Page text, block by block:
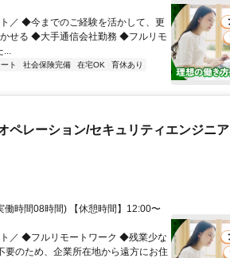
／ ◆今までのご経験を活かして、更
せる ◆大手通信会社勤務 ◆フルリモ
...
ト 社会保険完備 在宅OK
育休あり
ペレーション/セキュリティエンジニア
働時間08時間) 【休憩時間】12:00〜
ト／ ◆フルリモートワーク ◆残業少な
のため、企業所在地から遠方にお住